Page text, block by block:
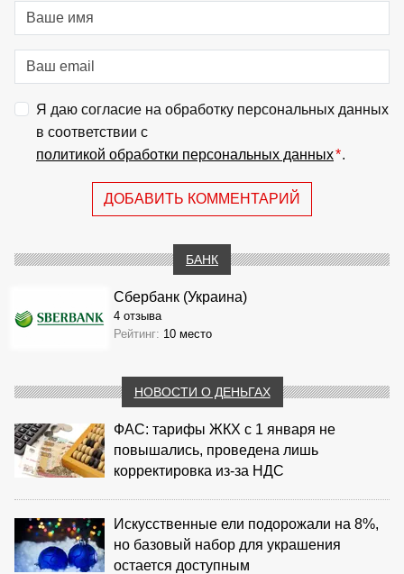
Я даю согласие на обработку персональных данных
в соответствии с
политикой обработки персональных данных*.
ДОБАВИТЬ КОММЕНТАРИЙ
БАНК
Сбербанк (Украина)
4 отзыва
Рейтинг: 10 место
НОВОСТИ О ДЕНЬГАХ
ФАС: тарифы ЖКХ с 1 января не
повышались, проведена лишь
корректировка из‑за НДС
Искусственные ели подорожали на 8%,
но базовый набор для украшения
остается доступным